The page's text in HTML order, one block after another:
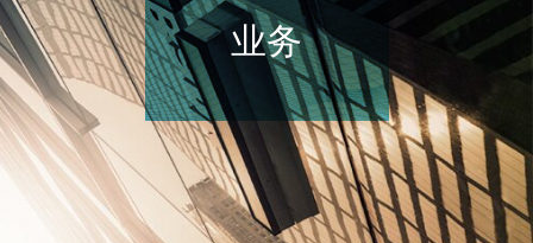
开设户口 客户登入
业务